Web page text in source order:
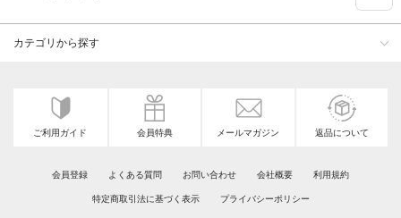
カテゴリから探す
ご利用ガイド 会員特典 メールマガジン 返品について
会員登録 よくある質問 お問い合わせ 会社概要 利用規約
特定商取引法に基づく表示 プライバシーポリシー